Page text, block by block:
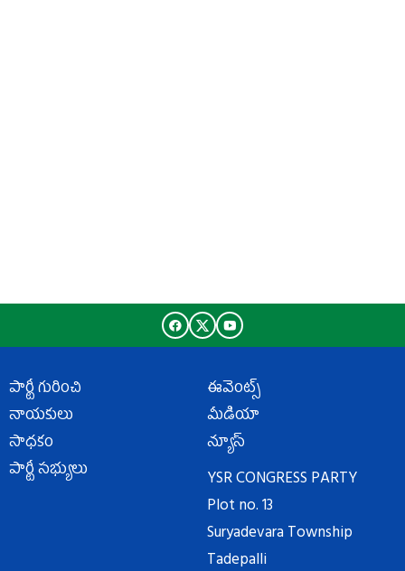
పార్టీ గురించి
నాయకులు
సాధకం
పార్టీ సభ్యులు
ఈవెంట్స్
మీడియా
న్యూస్
YSR CONGRESS PARTY
Plot no. 13
Suryadevara Township
Tadepalli